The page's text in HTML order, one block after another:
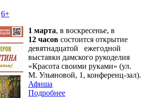
6+
1 марта, в воскресенье, в
12 часов состоится открытие
девятнадцатой ежегодной
выставки дамского рукоделия
«Красота своими руками» (ул.
М. Ульяновой, 1, конференц-зал).
Афиша
Подробнее